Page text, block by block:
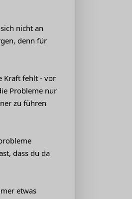
nicht an
denn für
Kraft fehlt - vor
Probleme nur
zu führen
dass du da
etwas